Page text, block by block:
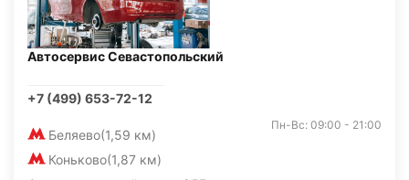
Автосервис Севастопольский
+7 (499) 653-72-12
Беляево(1,59 км)
Коньково(1,87 км)
Пн-Вс: 09:00 - 21:00